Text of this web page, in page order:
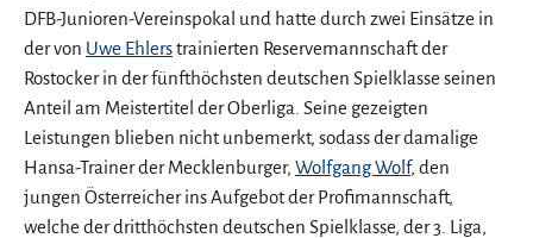
DFB-Junioren-Vereinspokal und hatte durch zwei Einsätze in
der von Uwe Ehlerstrainierten Reservemannschaft der
Rostocker in der fünfthöchsten deutschen Spielklasse seinen
Anteil am Meistertitel der Oberliga. Seine gezeigten
Leistungen blieben nicht unbemerkt, sodass der damalige
Hansa-Trainer der Mecklenburger, Wolfgang Wolf, den
jungen Österreicher ins Aufgebot der Profimannschaft,
welche der dritthöchsten deutschen Spielklasse, der 3. Liga,